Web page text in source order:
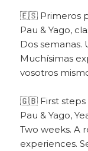
🇪🇸 Primeros
Pau & Yago,
Dos semanas.
Muchísimas
vosotros
🇬🇧 First steps
Pau & Yago,
Two weeks. A
experiences.